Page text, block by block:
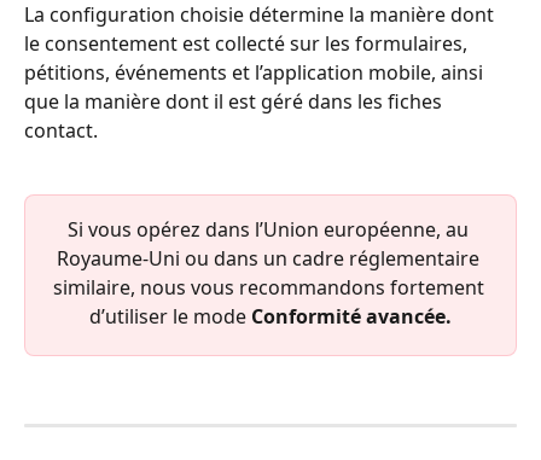
La configuration choisie détermine la manière dont
le consentement est collecté sur les formulaires,
pétitions, événements et l’application mobile, ainsi
que la manière dont il est géré dans les fiches
contact.
Si vous opérez dans l’Union européenne, au
Royaume-Uni ou dans un cadre réglementaire
similaire, nous vous recommandons fortement
d’utiliser le mode Conformité avancée.